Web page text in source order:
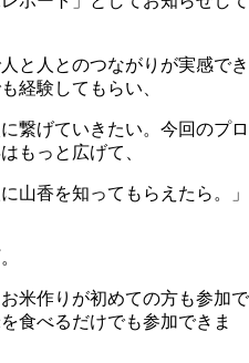
と人とのつながりが実感でき
経験してもらい、
繋げていきたい。今回のプロ
もっと広げて、
山香を知ってもらえたら。」
米作りが初めての方も参加で
食べるだけでも参加できま